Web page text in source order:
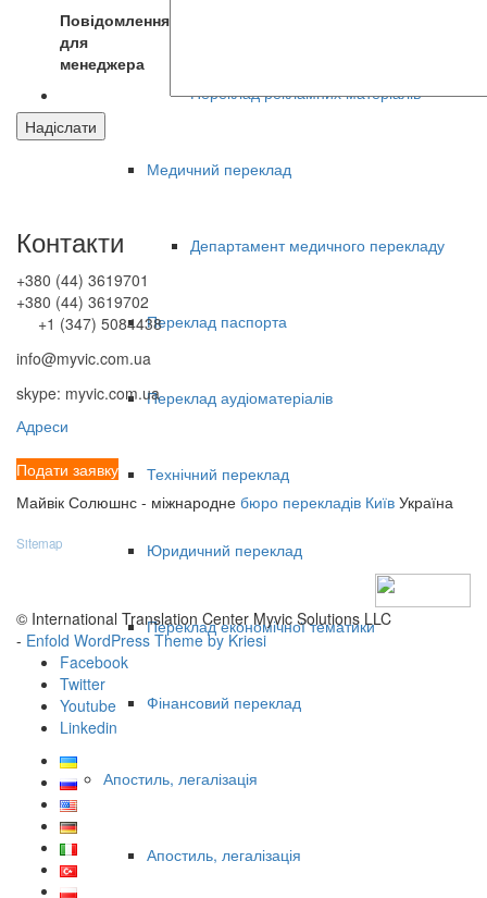
Переклад рекламних матеріалів
Медичний переклад
Департамент медичного перекладу
Переклад паспорта
Переклад аудіоматеріалів
Технічний переклад
Юридичний переклад
Переклад економічної тематики
Фінансовий переклад
Апостиль, легалізація
Апостиль, легалізація
Повідомлення
для
менеджера
Контакти
+380 (44) 3619701
+380 (44) 3619702
+1 (347) 5084438
info@myvic.com.ua
skype: myvic.com.ua
Адреси
Подати заявку
Майвік Солюшнс - міжнародне бюро перекладів Київ Україна
Sitemap
© International Translation Center Myvic Solutions LLC
- Enfold WordPress Theme by Kriesi
Facebook
Twitter
Youtube
Linkedin